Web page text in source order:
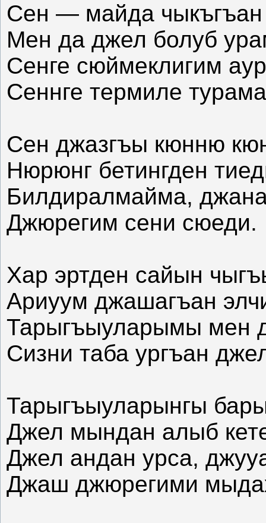
Сен — майда чыкъгъан
Мен да джел болуб
Сенге сюймеклигим
Сеннге термиле
Сен джазгъы кюнню
Нюрюнг бетингден
Билдиралмайма,
Джюрегим сени сюеди.
Хар эртден сайын
Ариуум джашагъан
Тарыгъыуларымы мен
Сизни таба ургъан
Тарыгъыуларынгы
Джел мындан алыб
Джел андан урса,
Джаш джюрегими